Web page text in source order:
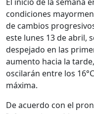
condiciones
de cambios
este lunes 13 de abril,
despejado en las
aumento hacia la
oscilarán entre los
máxima.
De acuerdo con el